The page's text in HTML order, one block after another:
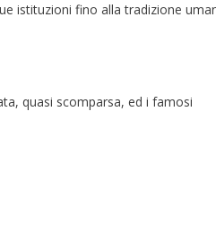
istituzioni fino alla tradizione
quasi scomparsa, ed i famosi